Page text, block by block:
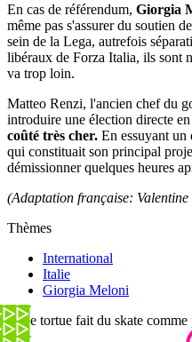
En cas de référendum, Giorgia
même pas s'assurer du soutien
sein de la Lega, autrefois
libéraux de Forza Italia, ils sont
va trop loin.
Matteo Renzi, l'ancien chef du
introduire une élection directe
coûté très cher. En essuyant un
qui constituait son principal
démissionner quelques heures
(Adaptation française: Valentine
Thèmes
International
Italie
Giorgia Meloni
Cette tortue fait du skate comme